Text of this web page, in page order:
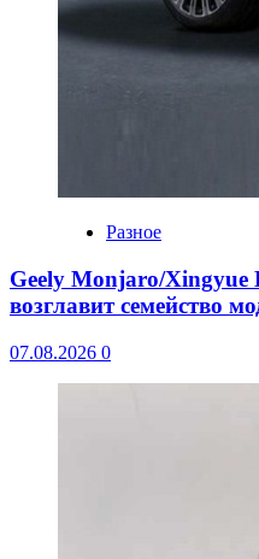
Разное
Geely Monjaro/Xingyue
возглавит семейство
07.08.2026 0